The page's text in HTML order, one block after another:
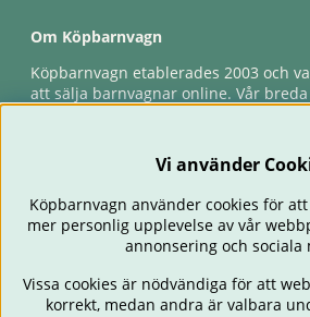
Om Köpbarnvagn
Köpbarnvagn etablerades 2003 och
att sälja barnvagnar online. Vår
förlossningsgaranti & förlängd
Vi använder
Köpbarnvagn använder cookies för
mer personlig upplevelse av vår
annonsering och sociala
Vissa cookies är nödvändiga för att
korrekt, medan andra är valbara